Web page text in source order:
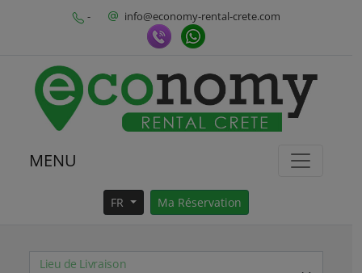
- info@economy-rental-crete.com
MENU
FR Ma Réservation
Lieu de Livraison